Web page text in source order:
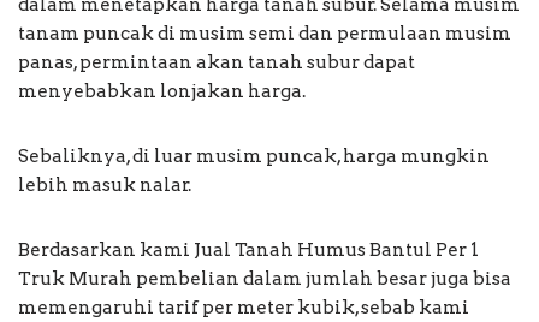
dalam menetapkan harga tanah subur. Selama musim
tanam puncak di musim semi dan permulaan musim
panas, permintaan akan tanah subur dapat
menyebabkan lonjakan harga.
Sebaliknya, di luar musim puncak, harga mungkin
lebih masuk nalar.
Berdasarkan kami Jual Tanah Humus Bantul Per 1
Truk Murah pembelian dalam jumlah besar juga bisa
memengaruhi tarif per meter kubik, sebab kami